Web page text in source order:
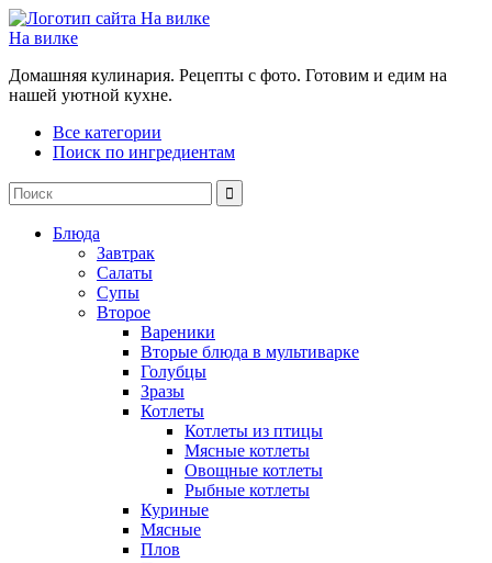
На вилке
Домашняя кулинария. Рецепты с фото. Готовим и едим на
нашей уютной кухне.
Все категории
Поиск по ингредиентам
Блюда
Завтрак
Салаты
Супы
Второе
Вареники
Вторые блюда в мультиварке
Голубцы
Зразы
Котлеты
Котлеты из птицы
Мясные котлеты
Овощные котлеты
Рыбные котлеты
Куриные
Мясные
Плов